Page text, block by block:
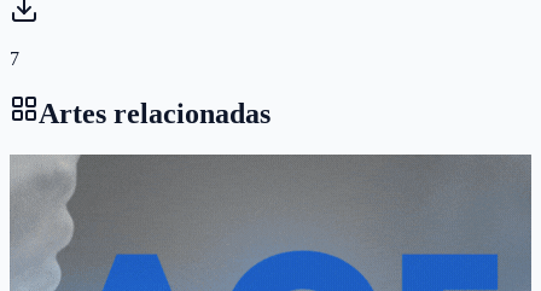
7
Artes relacionadas